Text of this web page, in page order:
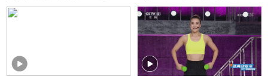
唱：潘美辰
来信